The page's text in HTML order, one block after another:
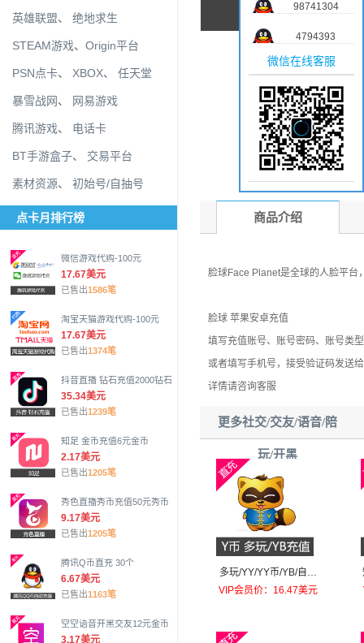
英雄联盟、 绝地求生
STEAM游戏、 Origin平台
PSN点卡、 XBOX、 任天堂
暴雪战网、 网易游戏
腾讯游戏、 电话卡
BT手游盒子、 交易平台
素材资源、 初始号/自抽号
点卡月排行榜
微信游戏代购-100元
17.67美元
已售出1586笔
淘宝天猫游戏代购-100元
17.67美元
已售出1374笔
抖音直播 钻石充值2000钻石
35.34美元
已售出1239笔
知足 金币充值6元金币
2.17美元
已售出1205笔
秀色直播秀币充值50元秀币
9.17美元
已售出1205笔
腾讯Q币直充 30个
6.67美元
已售出1163笔
空空语音开黑交友12元金币
3.17美元
商品介绍
脸球Face Planet是全球的人脸平台
脸球 苹果安卓充值
填写充值账号、账号密码、账号类
或者填写手机号，接受验证码发送
详情请咨询客服
更多社交/交友/语音/陪
玩/开黑
多玩/YY/YY币/YB/自动
充值100个
VIP会员价：16.47美元
98741304
4794393
微信在线客服